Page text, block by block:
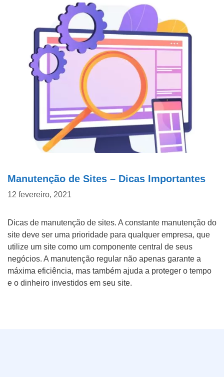
Manutenção de Sites – Dicas Importantes
12 fevereiro, 2021
Dicas de manutenção de sites. A constante manutenção do
site deve ser uma prioridade para qualquer empresa, que
utilize um site como um componente central de seus
negócios. A manutenção regular não apenas garante a
máxima eficiência, mas também ajuda a proteger o tempo
e o dinheiro investidos em seu site.